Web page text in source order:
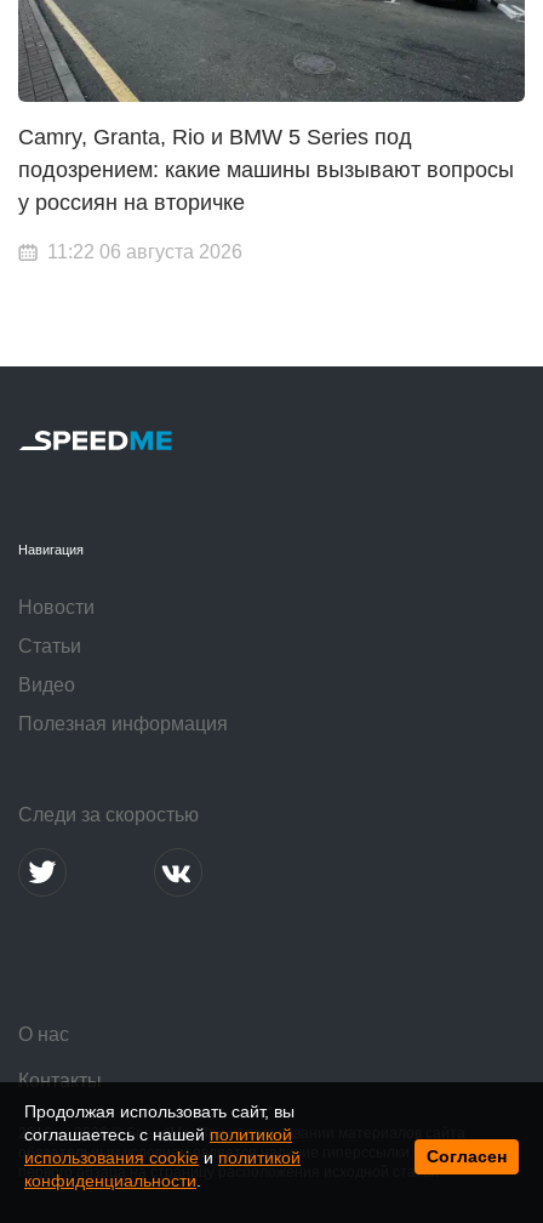
Camry, Granta, Rio и BMW 5 Series под
подозрением: какие машины вызывают вопросы
у россиян на вторичке
11:22 06 августа 2026
Продолжая использовать сайт, вы
соглашаетесь с нашей политикой
использования cookie и политикой
конфиденциальности
Согласен
Навигация
Новости
Статьи
Видео
Полезная информация
Следи за скоростью
О нас
Контакты
2016 — 2026 © SpeedMe. При использовании материалов сайта
обязательным условием является наличие гиперссылки в пределах
первого абзаца на страницу расположения исходной статьи